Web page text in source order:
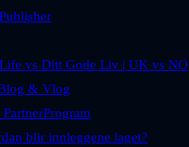
vs Ditt Gode Liv | UK vs NO
& Vlog
blir innleggene laget?